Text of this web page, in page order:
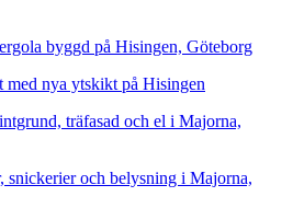
byggd på Hisingen, Göteborg
med nya ytskikt på Hisingen
träfasad och el i Majorna,
och belysning i Majorna,